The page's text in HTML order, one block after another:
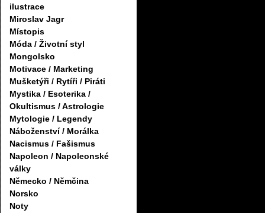
ilustrace
Miroslav Jagr
Místopis
Móda / Životní styl
Mongolsko
Motivace / Marketing
Mušketýři / Rytíři / Piráti
Mystika / Esoterika /
Okultismus / Astrologie
Mytologie / Legendy
Náboženství / Morálka
Nacismus / Fašismus
Napoleon / Napoleonské
války
Německo / Němčina
Norsko
Noty